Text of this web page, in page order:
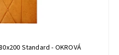
Standard - OKROVÁ